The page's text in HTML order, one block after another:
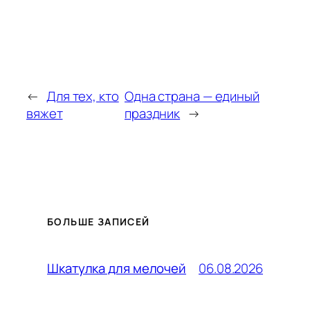
← Для тех, кто
вяжет
Одна страна — единый
праздник →
БОЛЬШЕ ЗАПИСЕЙ
Шкатулка для мелочей 06.08.2026